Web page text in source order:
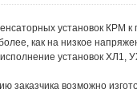
установок КРМ к
как на низкое
установок
заказчика возможно